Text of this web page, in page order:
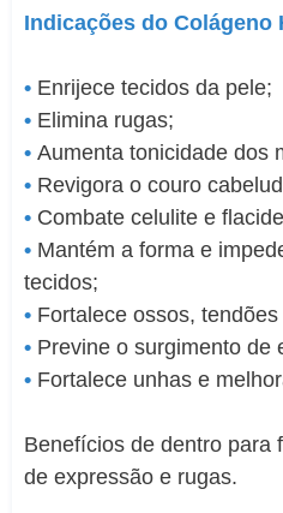
Indicações do Colágeno
• Enrijece tecidos da pele;
• Elimina rugas;
• Aumenta tonicidade dos
• Revigora o couro
• Combate celulite e
• Mantém a forma e
tecidos;
• Fortalece ossos,
• Previne o surgimento de
• Fortalece unhas e
Benefícios de dentro para
de expressão e rugas.